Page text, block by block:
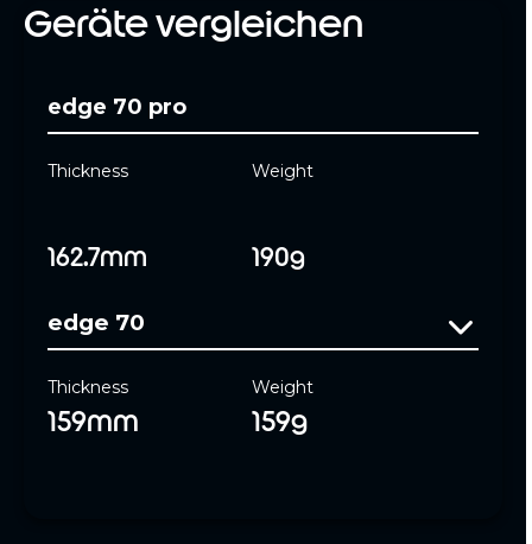
Geräte vergleichen
edge 70 pro
Thickness
162.7mm
Weight
190g
edge 70
Thickness
159mm
Weight
159g